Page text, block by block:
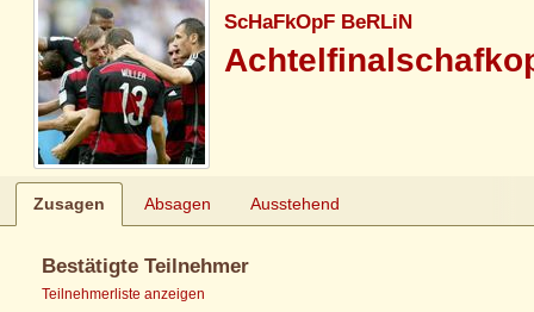
ScHaFkOpF BeRLiN
Zusagen Absagen Ausstehend
Bestätigte Teilnehmer
Teilnehmerliste anzeigen